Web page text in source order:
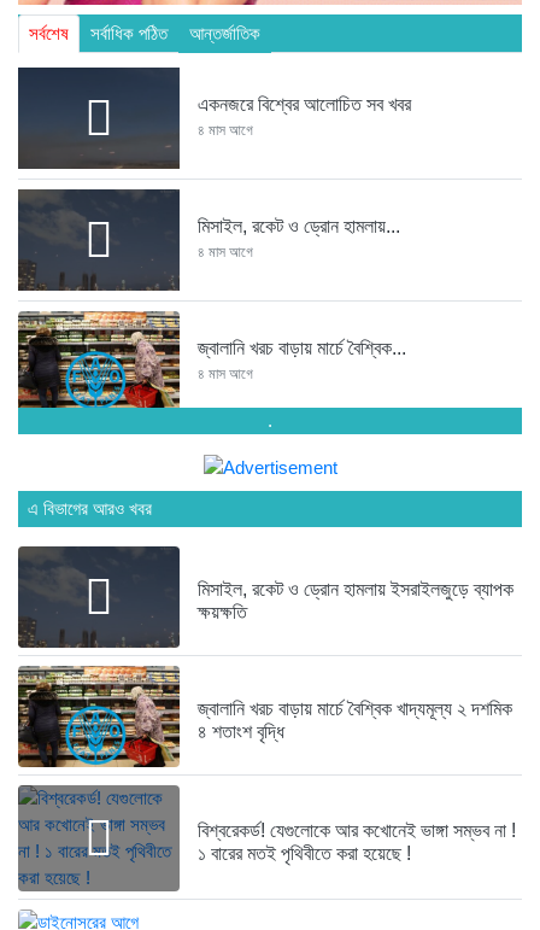
সর্বশেষ সর্বাধিক পঠিত আন্তর্জাতিক
একনজরে বিশ্বের আলোচিত সব খবর
৪ মাস আগে
মিসাইল, রকেট ও ড্রোন হামলায়...
৪ মাস আগে
জ্বালানি খরচ বাড়ায় মার্চে বৈশ্বিক...
৪ মাস আগে
ঐকমত্য কমিশনের বৈঠক থেকে বিএনপির...
১ বছর আগে
এনসিপির সমাবেশে ছোটাছুটি, ড্রোনকে মিসাইল...
১ বছর আগে
১ বছর আগে
নেত্রকোনায় গিয়ে বাবরের উপর ক্ষোভ...
.
এ বিভাগের আরও খবর
মিসাইল, রকেট ও ড্রোন হামলায় ইসরাইলজুড়ে ব্যাপক
ক্ষয়ক্ষতি
জ্বালানি খরচ বাড়ায় মার্চে বৈশ্বিক খাদ্যমূল্য ২ দশমিক
৪ শতাংশ বৃদ্ধি
বিশ্বরেকর্ড! যেগুলোকে আর কখোনেই ভাঙ্গা সম্ভব না !
১ বারের মতই পৃথিবীতে করা হয়েছে !